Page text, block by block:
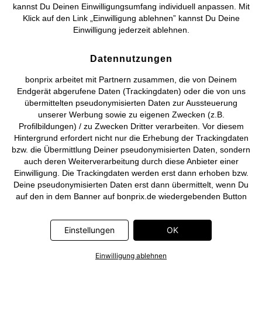
©2026 bonprix.Alle Rechte vorbehalten.
kannst Du Deinen Einwilligungsumfang individuell anpassen. Mit
Klick auf den Link „Einwilligung ablehnen” kannst Du Deine
Einwilligung jederzeit ablehnen.
Datennutzungen
bonprix arbeitet mit Partnern zusammen, die von Deinem
Endgerät abgerufene Daten (Trackingdaten) oder die von uns
übermittelten pseudonymisierten Daten zur Aussteuerung
unserer Werbung sowie zu eigenen Zwecken (z.B.
Profilbildungen) / zu Zwecken Dritter verarbeiten. Vor diesem
Hintergrund erfordert nicht nur die Erhebung der Trackingdaten
bzw. die Übermittlung Deiner pseudonymisierten Daten, sondern
auch deren Weiterverarbeitung durch diese Anbieter einer
Einwilligung. Die Trackingdaten werden erst dann erhoben bzw.
Deine pseudonymisierten Daten erst dann übermittelt, wenn Du
auf den in dem Banner auf bonprix.de wiedergebenden Button
Unternehmen: Meta Platforms Ireland Limited, Google Ireland
Limited, Pinterest Europe Limited, Microsoft Ireland Operations
Limited, Criteo SA, RTB-House GmbH, Adjust GmbH, Snap
Group UK Limited, ID5 Technology Ltd, TikTok Information
Einstellungen OK
Einwilligung ablehnen